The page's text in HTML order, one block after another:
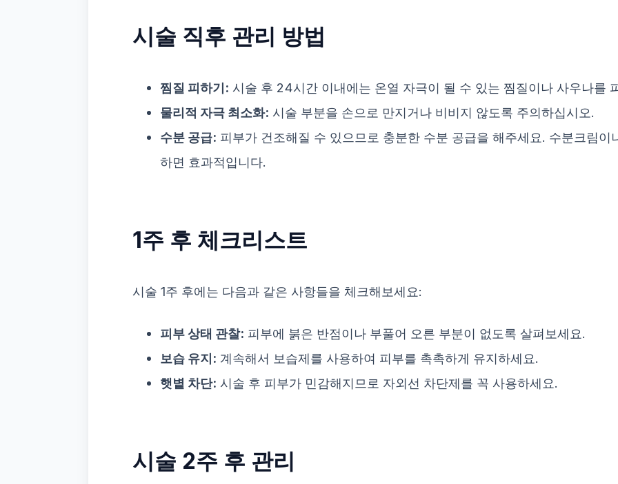
시술 직후 관리 방법
찜질 피하기: 시술 후 24시간 이내에는 온열 자극이 될 수 있는 찜질이나 사우나를
물리적 자극 최소화: 시술 부분을 손으로 만지거나 비비지 않도록 주의하십시오.
수분 공급: 피부가 건조해질 수 있으므로 충분한 수분 공급을 해주세요. 수분크림이
하면 효과적입니다.
1주 후 체크리스트
시술 1주 후에는 다음과 같은 사항들을 체크해보세요:
피부 상태 관찰: 피부에 붉은 반점이나 부풀어 오른 부분이 없도록 살펴보세요.
보습 유지: 계속해서 보습제를 사용하여 피부를 촉촉하게 유지하세요.
햇볕 차단: 시술 후 피부가 민감해지므로 자외선 차단제를 꼭 사용하세요.
시술 2주 후 관리